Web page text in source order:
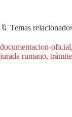
🔖 Temas
documentacion-oficial,
jurada rumano,